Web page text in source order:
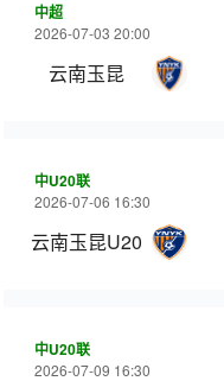
中超
2026-07-03 20:00
云南玉昆
中U20联
2026-07-06 16:30
云南玉昆U20
中U20联
2026-07-09 16:30